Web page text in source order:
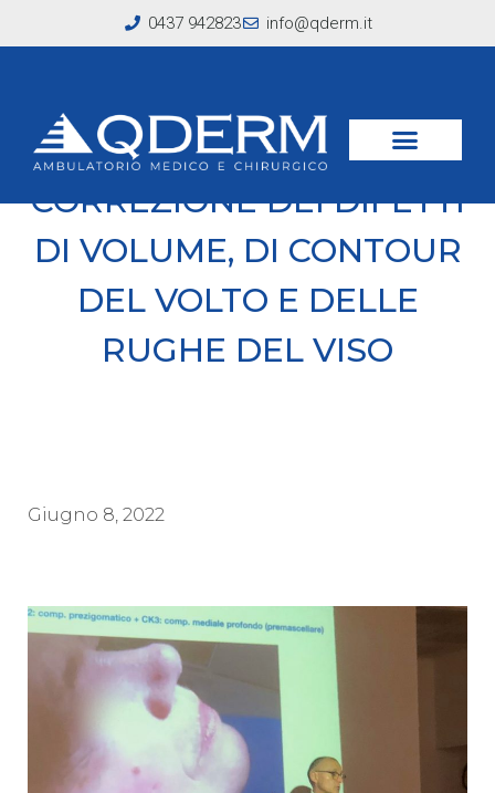
0437 942823 info@qderm.it
CORREZIONE DEI DIFETTI
DI VOLUME, DI CONTOUR
DEL VOLTO E DELLE
RUGHE DEL VISO
Giugno 8, 2022